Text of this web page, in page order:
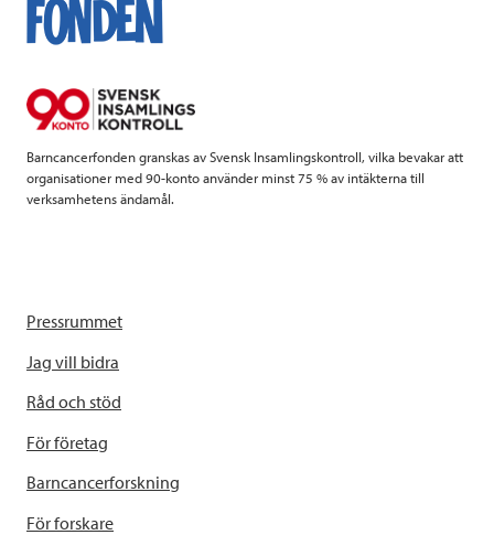
k
Barncancerfonden granskas av Svensk Insamlingskontroll, vilka bevakar att
organisationer med 90-konto använder minst 75 % av intäkterna till
verksamhetens ändamål.
Pressrummet
Jag vill bidra
Råd och stöd
För företag
Barncancerforskning
För forskare